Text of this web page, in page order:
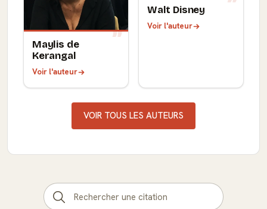
Maylis de
Kerangal
Voir l'auteur
Walt Disney
Voir l'auteur
VOIR TOUS LES AUTEURS